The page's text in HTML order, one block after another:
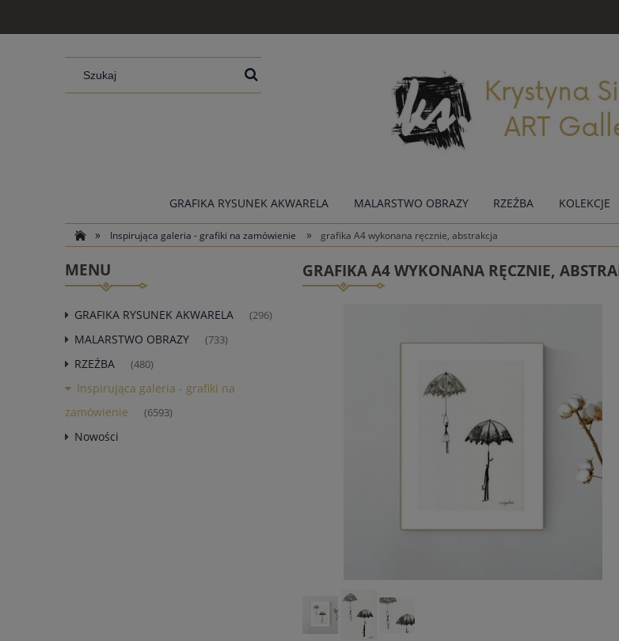
GRAFIKA RYSUNEK AKWARELA MALARSTWO OBRAZY RZEŹBA KOLEKCJE
» Inspirująca galeria - grafiki na zamówienie » grafika A4 wykonana ręcznie, abstrakcja
MENU
GRAFIKA RYSUNEK AKWARELA (296)
MALARSTWO OBRAZY (733)
RZEŹBA (480)
Inspirująca galeria - grafiki na
zamówienie
(6593)
Nowości
GRAFIKA A4 WYKONANA RĘCZNIE,